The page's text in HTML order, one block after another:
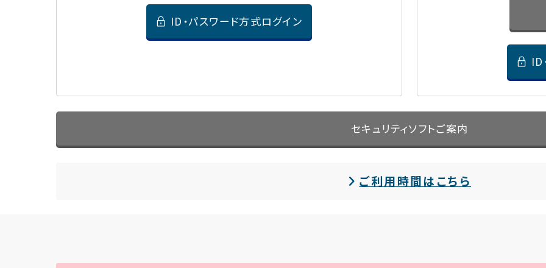
ID・パスワード方式ログイン
ID
セキュリティソフトご案内
ご利用時間はこちら